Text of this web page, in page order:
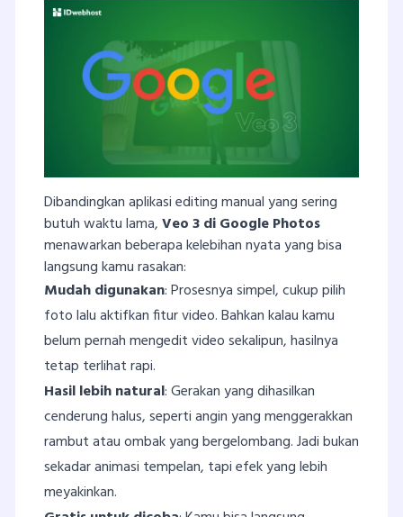
Dibandingkan aplikasi editing manual yang sering
butuh waktu lama,Veo 3 di Google Photos
menawarkan beberapa kelebihan nyata yang bisa
langsung kamu rasakan:
Mudah digunakan: Prosesnya simpel, cukup pilih
foto lalu aktifkan fitur video. Bahkan kalau kamu
belum pernah mengedit video sekalipun, hasilnya
tetap terlihat rapi.
Hasil lebih natural: Gerakan yang dihasilkan
cenderung halus, seperti angin yang menggerakkan
rambut atau ombak yang bergelombang. Jadi bukan
sekadar animasi tempelan, tapi efek yang lebih
meyakinkan.